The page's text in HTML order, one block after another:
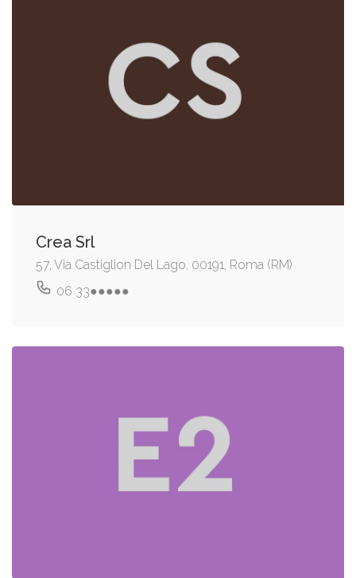
Crea Srl
57, Via Castiglion Del Lago, 00191, Roma (RM)
06 33●●●●●